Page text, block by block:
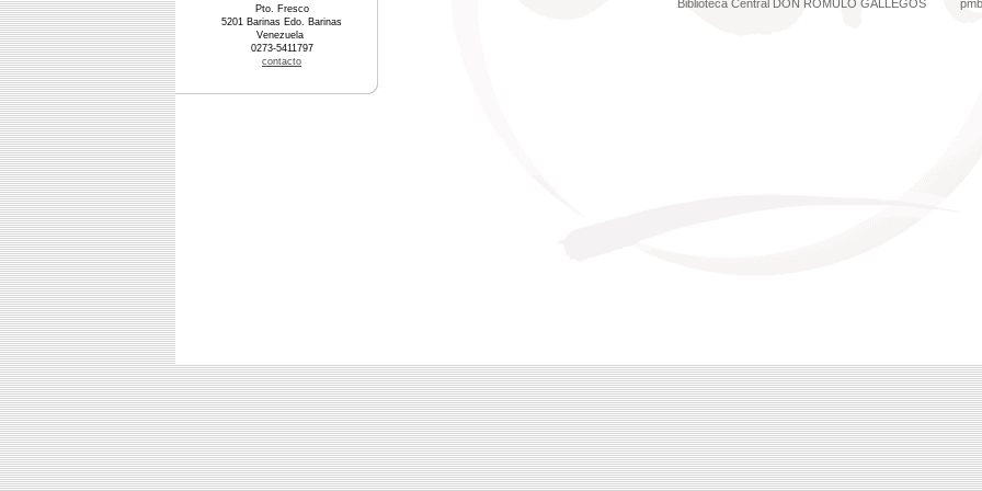
Biblioteca Central DON RÓMULO GALLEGOS pmb
Pto. Fresco
5201 Barinas Edo. Barinas
Venezuela
0273-5411797
contacto